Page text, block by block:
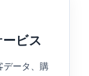
ビス
データ、購